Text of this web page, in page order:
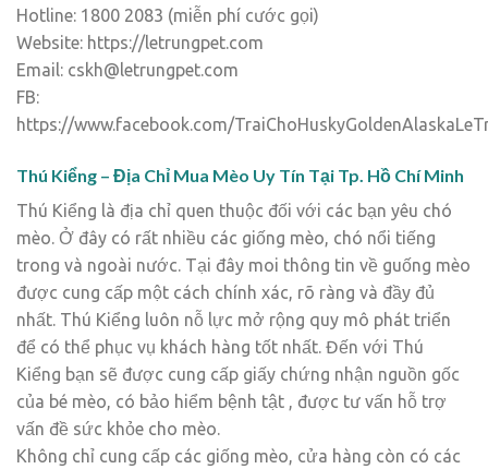
Hotline: 1800 2083 (miễn phí cước gọi)
Website: https://letrungpet.com
Email: cskh@letrungpet.com
FB:
https://www.facebook.com/
Thú Kiểng – Địa Chỉ Mua Mèo Uy Tín Tại Tp. Hồ Chí Minh
Thú Kiểng là địa chỉ quen thuộc đối với các bạn yêu chó
mèo. Ở đây có rất nhiều các giống mèo, chó nổi tiếng
trong và ngoài nước. Tại đây moi thông tin về guống mèo
được cung cấp một cách chính xác, rõ ràng và đầy đủ
nhất. Thú Kiểng luôn nỗ lực mở rộng quy mô phát triển
để có thể phục vụ khách hàng tốt nhất. Đến với Thú
Kiểng bạn sẽ được cung cấp giấy chứng nhận nguồn gốc
của bé mèo, có bảo hiểm bệnh tật , được tư vấn hỗ trợ
vấn đề sức khỏe cho mèo.
Không chỉ cung cấp các giống mèo, cửa hàng còn có các